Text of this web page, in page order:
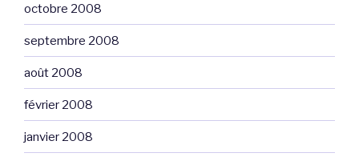
octobre 2008
septembre 2008
août 2008
février 2008
janvier 2008